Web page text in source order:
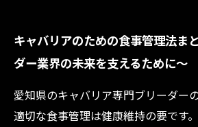
キャバリアのための食事管理法ま
ダー業界の未来を支えるために～
愛知県のキャバリア専門ブリーダー
適切な食事管理は健康維持の要です